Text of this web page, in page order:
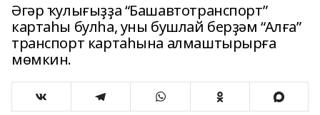
Әгәр ҡулығыҙҙа “Башавтотранспорт”
картаһы булһа, уны бушлай берҙәм “Алға”
транспорт картаһына алмаштырырға
мөмкин.